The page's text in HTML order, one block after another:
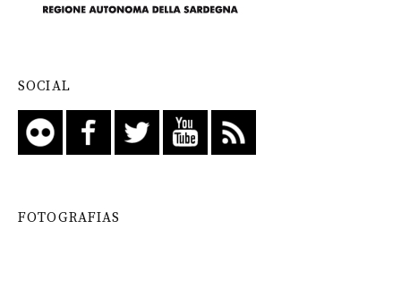
SOCIAL
FOTOGRAFIAS